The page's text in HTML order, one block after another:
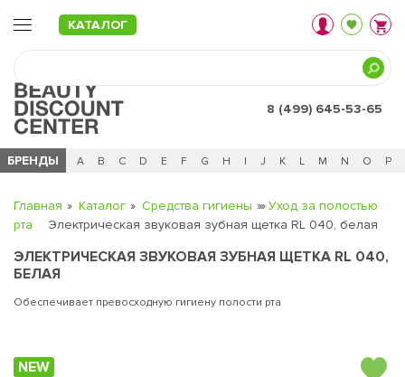
КАТАЛОГ
8 (499) 645-53-65
БРЕНДЫ
Ч 0 - 9 A B C D E F G H I J K L M N O P
Главная Каталог Средства гигиены
Уход за полостью
рта
Электрическая звуковая зубная щетка RL 040, белая
ЭЛЕКТРИЧЕСКАЯ ЗВУКОВАЯ ЗУБНАЯ ЩЕТКА RL 040,
БЕЛАЯ
Обеспечивает превосходную гигиену полости рта
NEW